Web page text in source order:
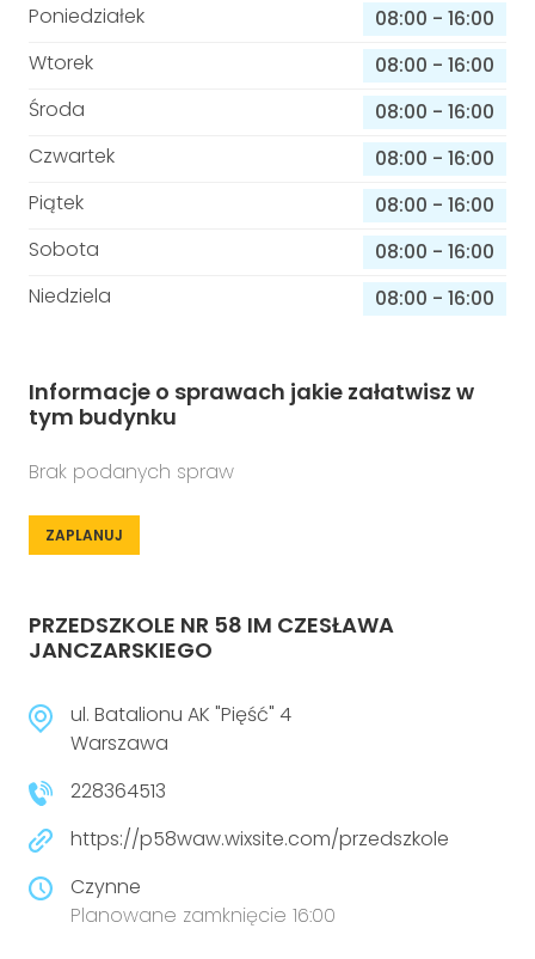
Poniedziałek 08:00 - 16:00
Wtorek
08:00 - 16:00
Środa
08:00 - 16:00
Czwartek
08:00 - 16:00
Piątek
08:00 - 16:00
Sobota
08:00 - 16:00
Niedziela
08:00 - 16:00
Informacje o sprawach jakie załatwisz w
tym budynku
Brak podanych spraw
ZAPLANUJ
PRZEDSZKOLE NR 58 IM CZESŁAWA
JANCZARSKIEGO
ul. Batalionu AK "Pięść" 4
Warszawa
228364513
https://p58waw.wixsite.com/przedszkole
Czynne
Planowane zamknięcie 16:00